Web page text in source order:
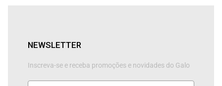
NEWSLETTER
Inscreva-se e receba promoções e novidades do Galo